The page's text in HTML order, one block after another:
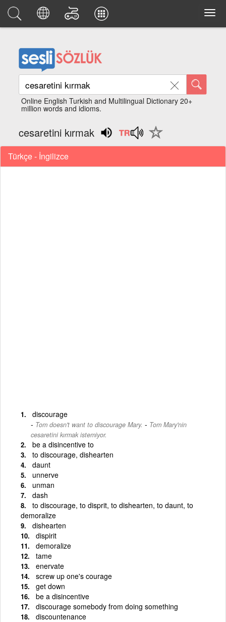
Online English Turkish and Multilingual Dictionary 20+
million words and idioms.
cesaretini kırmak
Türkçe - İngilizce
discourage
Tom doesn't want to discourage Mary. - Tom Mary'nin
cesaretini kırmak istemiyor.
be a disincentive to
to discourage, dishearten
daunt
unnerve
unman
dash
to discourage, to disprit, to dishearten, to daunt, to
demoralize
dishearten
dispirit
demoralize
tame
enervate
screw up one's courage
get down
be a disincentive
discourage somebody from doing something
discountenance